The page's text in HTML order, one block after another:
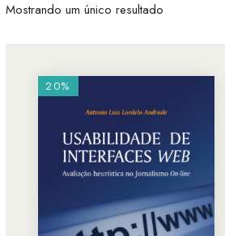
Mostrando um único resultado
20%